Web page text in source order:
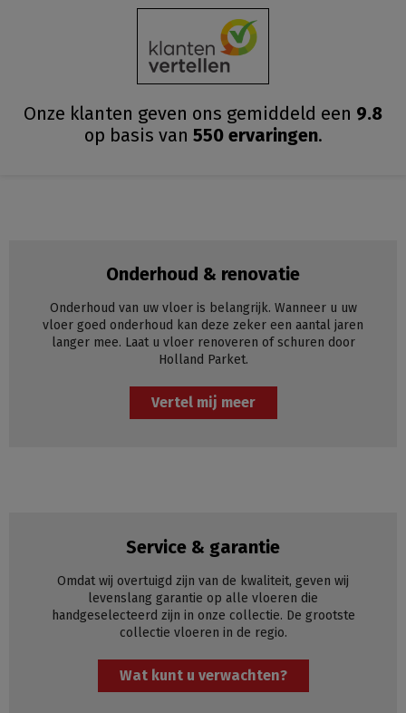
Onze klanten geven ons gemiddeld een 9.8
op basis van 550ervaringen.
Onderhoud & renovatie
Onderhoud van uw vloer is belangrijk. Wanneer u uw
vloer goed onderhoud kan deze zeker een aantal jaren
langer mee. Laat u vloer renoveren of schuren door
Holland Parket.
Vertel mij meer
Service & garantie
Omdat wij overtuigd zijn van de kwaliteit, geven wij
levenslang garantie op alle vloeren die
handgeselecteerd zijn in onze collectie. De grootste
collectie vloeren in de regio.
Wat kunt u verwachten?